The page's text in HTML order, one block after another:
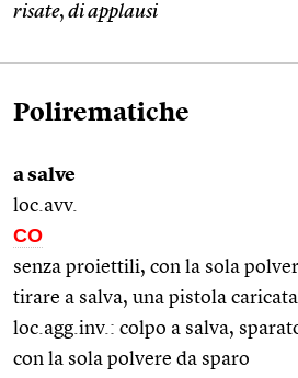
risate, di applausi
Polirematiche
a salve
loc.avv.
CO
senza proiettili, con la sola
tirare a salva, una pistola
loc.agg.inv.: colpo a salva,
con la sola polvere da sparo